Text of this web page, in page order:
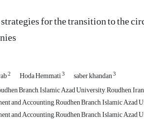
for the transition to the
2 Hoda Hemmati3 saber khandan3
Branch, Islamic Azad University, Roudhen,
and Accounting, Roudhen Branch, Islamic Azad
and Accounting, Roudhen Branch, Islamic Azad